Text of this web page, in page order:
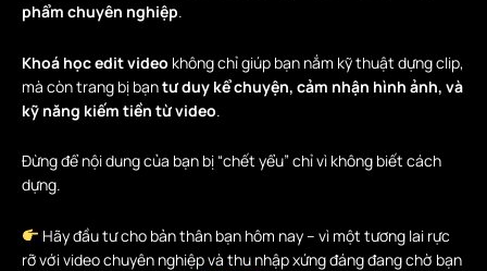
phẩm chuyên nghiệp.
Khoá học edit video không chỉ giúp bạn nắm kỹ thuật dựng clip,
mà còn trang bị bạntư duy kể chuyện, cảm nhận hình ảnh, và
kỹ năng kiếm tiền từ video.
Đừng để nội dung của bạn bị “chết yểu” chỉ vì không biết cách
dựng.
Hãy đầu tư cho bản thân bạn hôm nay – vì một tương lai rực
rỡ với video chuyên nghiệp và thu nhập xứng đáng đang chờ bạn